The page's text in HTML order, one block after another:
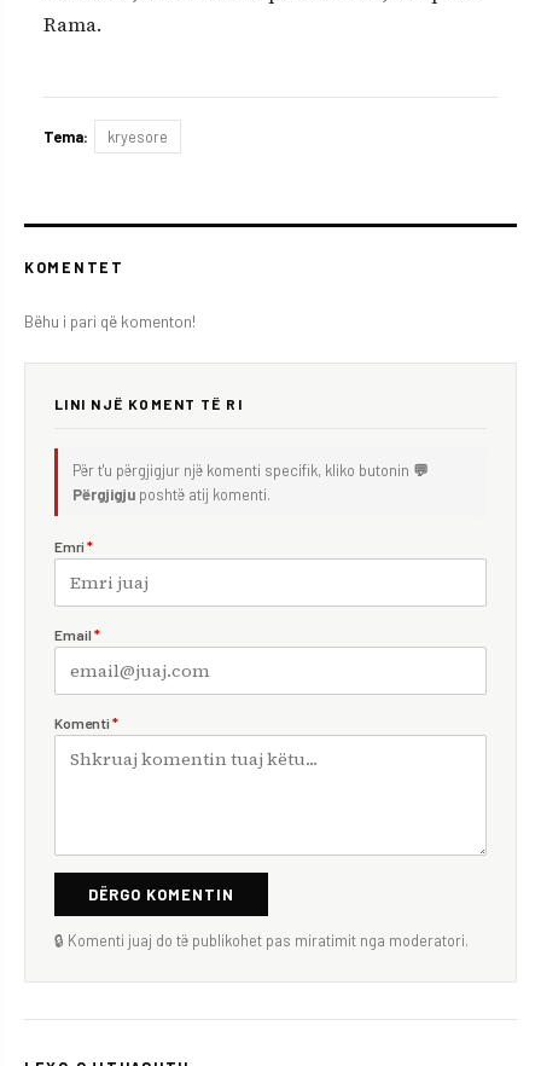
Rama.
Tema: kryesore
KOMENTET
Bëhu i pari që komenton!
LINI NJË KOMENT TË RI
Për t'u përgjigjur një komenti specifik, kliko butonin 💬
Përgjigju poshtë atij komenti.
Emri *
Email *
Komenti *
DËRGO KOMENTIN
🔒 Komenti juaj do të publikohet pas miratimit nga moderatori.